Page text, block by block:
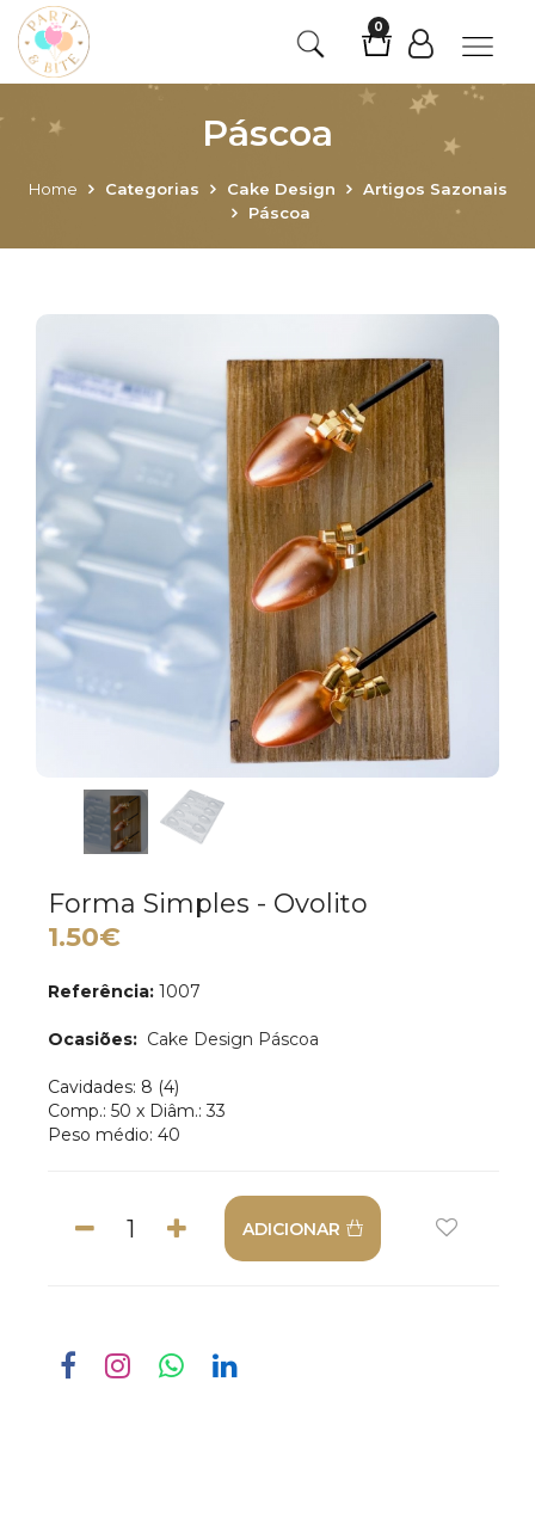
0
Páscoa
Home Categorias Cake Design
Artigos Sazonais
Páscoa
Forma Simples - Ovolito
1.50€
Referência: 1007
Ocasiões: Cake Design Páscoa
Cavidades: 8 (4)
Comp.: 50 x Diâm.: 33
Peso médio: 40
ADICIONAR